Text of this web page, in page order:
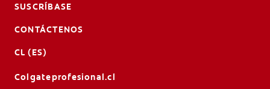
SUSCRÍBASE
CONTÁCTENOS
CL (ES)
Colgateprofesional.cl